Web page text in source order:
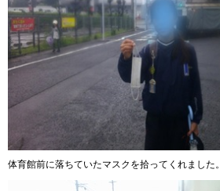
体育館前に落ちていたマスクを拾ってくれました。